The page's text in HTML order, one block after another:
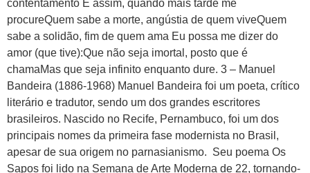
contentamento E assim, quando mais tarde me
procureQuem sabe a morte, angústia de quem viveQuem
sabe a solidão, fim de quem ama Eu possa me dizer do
amor (que tive):Que não seja imortal, posto que é
chamaMas que seja infinito enquanto dure. 3 – Manuel
Bandeira (1886-1968) Manuel Bandeira foi um poeta, crítico
literário e tradutor, sendo um dos grandes escritores
brasileiros. Nascido no Recife, Pernambuco, foi um dos
principais nomes da primeira fase modernista no Brasil,
apesar de sua origem no parnasianismo. Seu poema Os
Sapos foi lido na Semana de Arte Moderna de 22, tornando-